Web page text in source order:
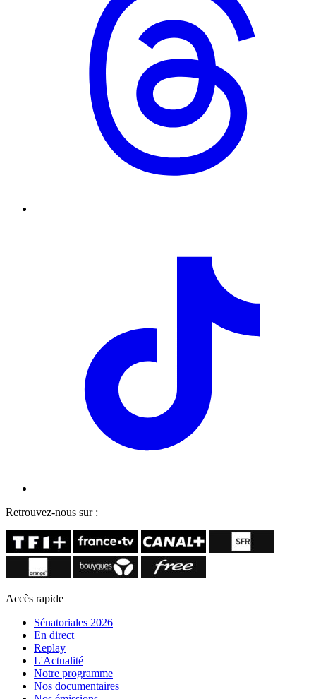
Retrouvez-nous sur :
Accès rapide
Sénatoriales 2026
En direct
Replay
L'Actualité
Notre programme
Nos documentaires